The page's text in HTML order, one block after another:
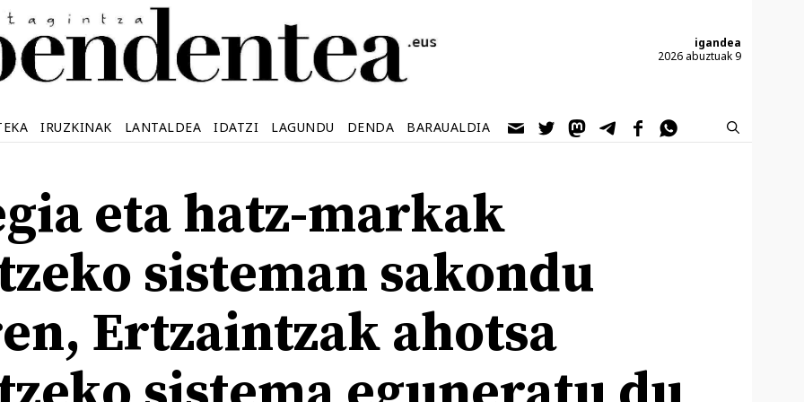
igandea
2026 abuztuak 9
IRUZKINAK LANTALDEA IDATZI LAGUNDU DENDA BARAUALDIA
eta hatz-markak
sisteman sakondu
Ertzaintzak ahotsa